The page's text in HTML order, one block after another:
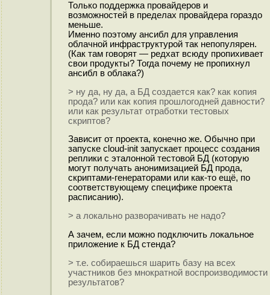
Только поддержка провайдеров и
возможностей в пределах провайдера гораздо
меньше.
Именно поэтому ансибл для управления
облачной инфраструктурой так непопулярен.
(Как там говорят — редхат всюду пропихивает
свои продукты? Тогда почему не пропихнул
ансибл в облака?)
> ну да, ну да, а БД создается как? как копия
прода? или как копия прошлогодней давности?
или как результат отработки тестовых
скриптов?
Зависит от проекта, конечно же. Обычно при
запуске cloud-init запускает процесс создания
реплики с эталонной тестовой БД (которую
могут получать анонимизацией БД прода,
скриптами-генераторами или как-то ещё, по
соответствующему специфике проекта
расписанию).
> а локально разворачивать не надо?
А зачем, если можно подключить локальное
приложение к БД стенда?
> т.е. собираешься шарить базу на всех
участников без мнократной воспроизводимости
результатов?